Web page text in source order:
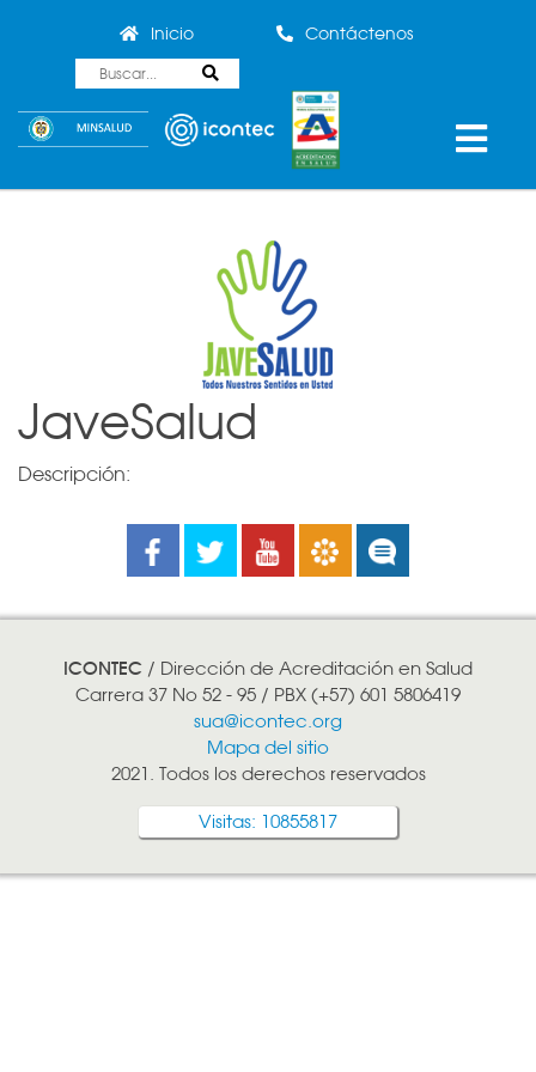
Inicio Contáctenos
JaveSalud
Descripción:
Facebook
Twitter YoutubeBoletines
ICONTEC / Dirección de Acreditación en Salud
Carrera 37 No 52 - 95 / PBX (+57) 601 5806419
sua@icontec.org
Mapa del sitio
2021. Todos los derechos reservados
Visitas: 10855817